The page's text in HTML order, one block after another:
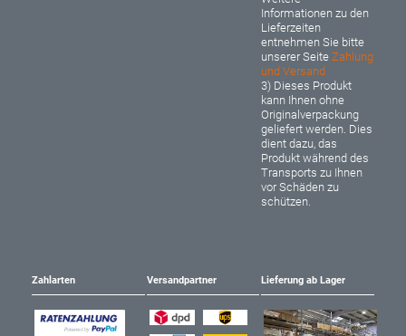
Informationen zu den
Lieferzeiten
entnehmen Sie bitte
unserer SeiteZahlung
und Versand
3) Dieses Produkt
kann Ihnen ohne
Originalverpackung
geliefert werden. Dies
dient dazu, das
Produkt während des
Transports zu Ihnen
vor Schäden zu
schützen.
Zahlarten Versandpartner Lieferung ab Lager